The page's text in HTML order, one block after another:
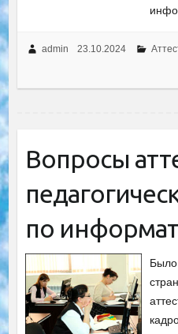
admin 23.10.2024
Вопросы
по
Было